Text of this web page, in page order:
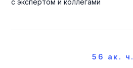
с экспертом и коллегами
56 ак. ч.